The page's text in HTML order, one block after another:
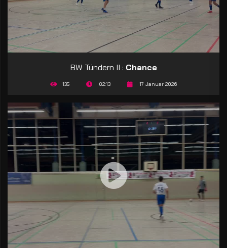
BW Tündern II : Chance
135 02:13 17 Januar 2026